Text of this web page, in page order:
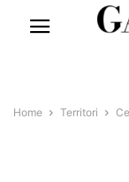
Home Territori